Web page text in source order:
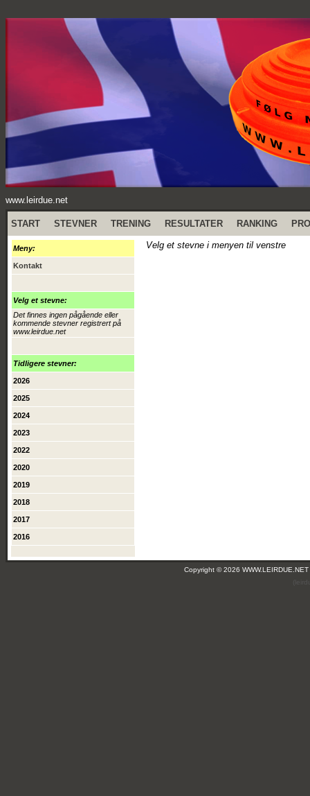
www.leirdue.net
START STEVNER TRENING RESULTATER RANKING
Meny:
Kontakt
Velg et stevne:
Det finnes ingen pågående eller
kommende stevner registrert på
www.leirdue.net
Tidligere stevner:
2026
2025
2024
2023
2022
2020
2019
2018
2017
2016
Velg et stevne i menyen til venstre
Copyright © 2026